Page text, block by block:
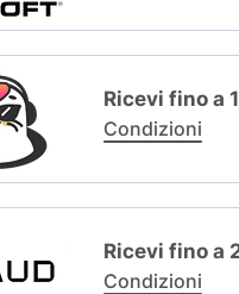
Ricevi fino a
Condizioni
Ricevi fino a
Condizioni